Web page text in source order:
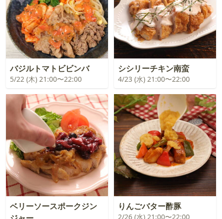
バジルトマトビビンバ
5/22 (木) 21:00〜22:00
シシリーチキン南蛮
4/23 (水) 21:00〜22:00
ベリーソースポークジン
りんごバター酢豚
2/26 (水) 21:00〜22:00